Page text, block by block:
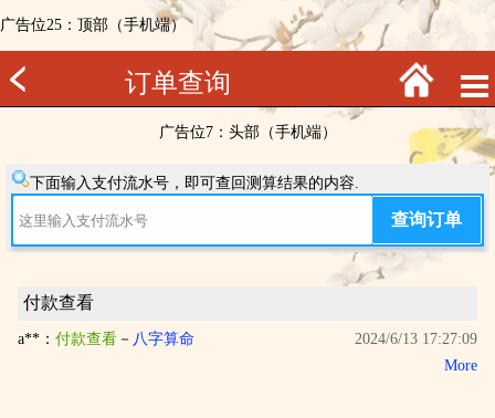
广告位25：顶部（手机端）
订单查询
广告位7：头部（手机端）
下面输入支付流水号，即可查回测算结果的内容.
付款查看
a**： 付款查看－ 八字算命
2024/6/13 17:27:09
More